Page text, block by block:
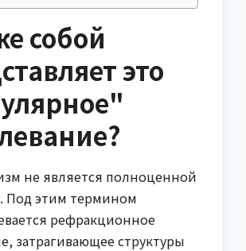
собой
это
не является полноценной
Под этим термином
рефракционное
затрагивающее структуры